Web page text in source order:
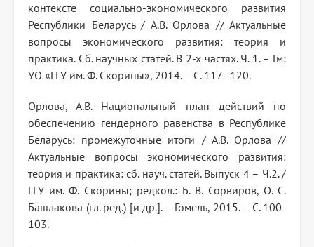
контексте социально-экономического развития
Республики Беларусь / А.В. Орлова // Актуальные
вопросы экономического развития: теория и
практика. Сб. научных статей. В 2-х частях. Ч. 1. – Гм:
УО «ГГУ им. Ф. Скорины», 2014. – С. 117–120.
Орлова, А.В. Национальный план действий по
обеспечению гендерного равенства в Республике
Беларусь: промежуточные итоги / А.В. Орлова //
Актуальные вопросы экономического развития:
теория и практика: сб. науч. статей. Выпуск 4 – Ч.2. /
ГГУ им. Ф. Скорины; редкол.: Б. В. Сорвиров, О. С.
Башлакова (гл. ред.) [и др.]. – Гомель, 2015. – С. 100-
103.